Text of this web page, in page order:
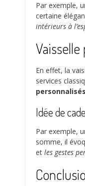
Par exemple,
certaine
intérieurs à
En effet, la
services
personnalisés
Idée de
Par exemple,
somme, il
et les gestes